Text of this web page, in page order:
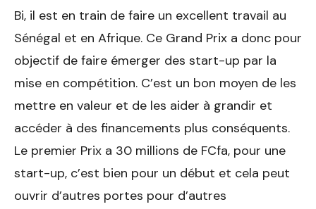
Bi, il est en train de faire un excellent travail au
Sénégal et en Afrique. Ce Grand Prix a donc pour
objectif de faire émerger des start-up par la
mise en compétition. C’est un bon moyen de les
mettre en valeur et de les aider à grandir et
accéder à des financements plus conséquents.
Le premier Prix a 30 millions de FCfa, pour une
start-up, c’est bien pour un début et cela peut
ouvrir d’autres portes pour d’autres